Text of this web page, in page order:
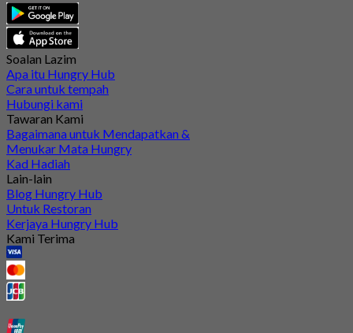
Soalan Lazim
Apa itu Hungry Hub
Cara untuk tempah
Hubungi kami
Tawaran Kami
Bagaimana untuk Mendapatkan &
Menukar Mata Hungry
Kad Hadiah
Lain-lain
Blog Hungry Hub
Untuk Restoran
Kerjaya Hungry Hub
Kami Terima